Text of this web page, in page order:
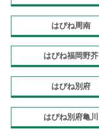
はぴね周南
はぴね福岡野芥
はぴね別府
はぴね別府亀川